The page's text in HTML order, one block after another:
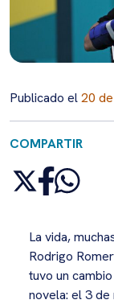
Publicado el20
COMPARTIR
La vida,
Rodrigo
tuvo un
novela: el 3